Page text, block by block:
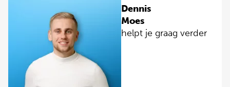
Dennis
Moes
helpt je graag verder